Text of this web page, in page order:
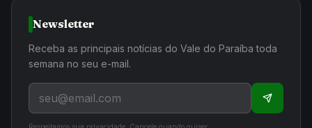
Newsletter
Receba as principais notícias do Vale do Paraíba toda
semana no seu e-mail.